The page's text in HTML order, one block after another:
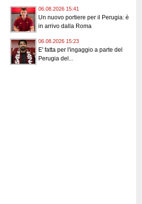
06.08.2026 15:41
Un nuovo portiere per il Perugia: è
in arrivo dalla Roma
06.08.2026 15:23
E' fatta per l'ingaggio a parte del
Perugia del...